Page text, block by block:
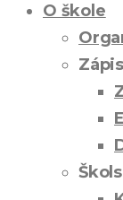
O škole